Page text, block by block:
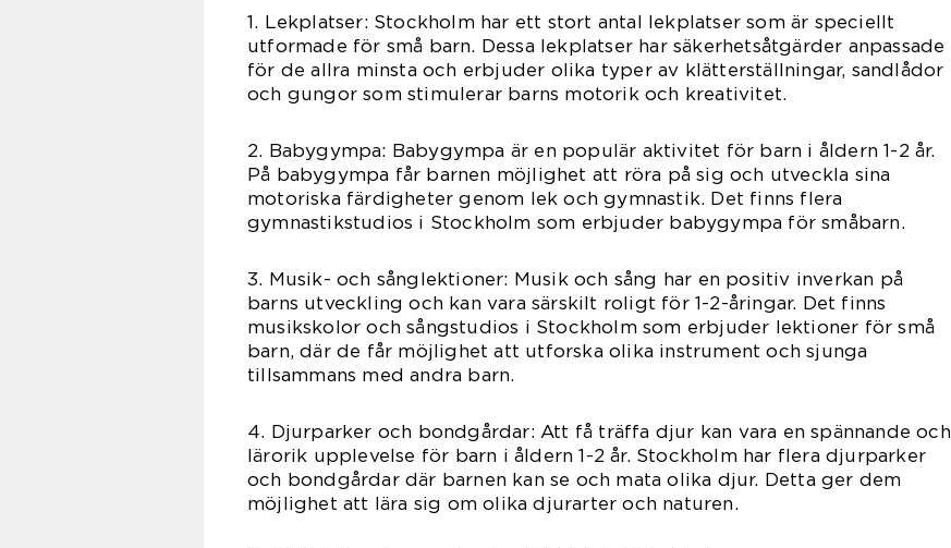
1. Lekplatser: Stockholm har ett stort antal lekplatser som är speciellt
utformade för små barn. Dessa lekplatser har säkerhetsåtgärder anpassade
för de allra minsta och erbjuder olika typer av klätterställningar, sandlådor
och gungor som stimulerar barns motorik och kreativitet.
2. Babygympa: Babygympa är en populär aktivitet för barn i åldern 1-2 år.
På babygympa får barnen möjlighet att röra på sig och utveckla sina
motoriska färdigheter genom lek och gymnastik. Det finns flera
gymnastikstudios i Stockholm som erbjuder babygympa för småbarn.
3. Musik- och sånglektioner: Musik och sång har en positiv inverkan på
barns utveckling och kan vara särskilt roligt för 1-2-åringar. Det finns
musikskolor och sångstudios i Stockholm som erbjuder lektioner för små
barn, där de får möjlighet att utforska olika instrument och sjunga
tillsammans med andra barn.
4. Djurparker och bondgårdar: Att få träffa djur kan vara en spännande och
lärorik upplevelse för barn i åldern 1-2 år. Stockholm har flera djurparker
och bondgårdar där barnen kan se och mata olika djur. Detta ger dem
möjlighet att lära sig om olika djurarter och naturen.